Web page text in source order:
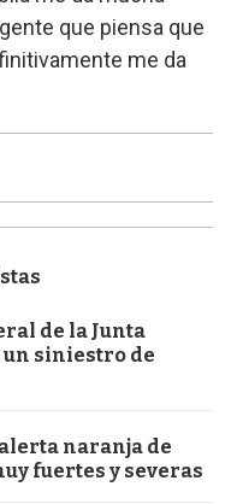
que piensa que
me da
de la Junta
un siniestro de
naranja de
fuertes y severas